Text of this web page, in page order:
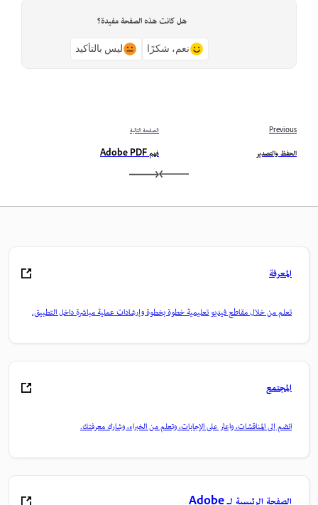
هل كانت هذه الصفحة مفيدة؟
نعم، شكرًا ليس بالتأكيد
Previous
الحفظ والتصدير
الصفحة التالية
فهم Adobe PDF
المعرفة
تعلم من خلال مقاطع فيديو تعليمية خطوة بخطوة وإرشادات عملية مباشرة داخل التطبيق.
المجتمع
انضم إلى المناقشات، واعثر على الإجابات، وتعلم من الخبراء، وشارك معرفتك.